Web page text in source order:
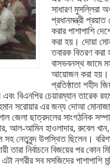
সাধারণ মুসল্লিরা
প্রধানমন্ত্রী প্রয়াত
করার পাশাপাশি
করা হয়। দোয়া
তবারক বিতরণ করা
বাসভবনস্থ জামে
আয়োজন করা হয়।
প্রতিষ্ঠাতা শহীদ
এবং বিএনপির চেয়ারম্যান তারেক
সরোয়ার এর জন্য দোআ
জেলা ছাত্রদলের সাংগঠনিক
আল-আমিন হাওলাদার, রুবেল খান,
নেতৃবৃন্দ উপস্থিত ছিলেন।
তারা নির্বাচনে বিজয়ের পর
নগরীর সব মসজিদের পাশাপাশি